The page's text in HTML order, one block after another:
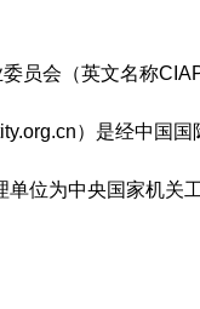
员会 （英文名称
）是经中国国
位为中央国家机关